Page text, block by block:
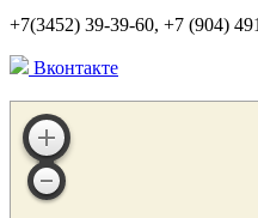
+7(3452) 39-39-60, +7 (904)
Вконтакте